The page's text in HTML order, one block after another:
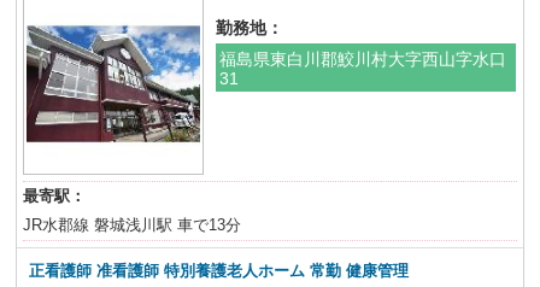
勤務地：
福島県東白川郡鮫川村大字西山字水口
31
最寄駅：
JR水郡線 磐城浅川駅 車で13分
正看護師 准看護師 特別養護老人ホーム 常勤 健康管理